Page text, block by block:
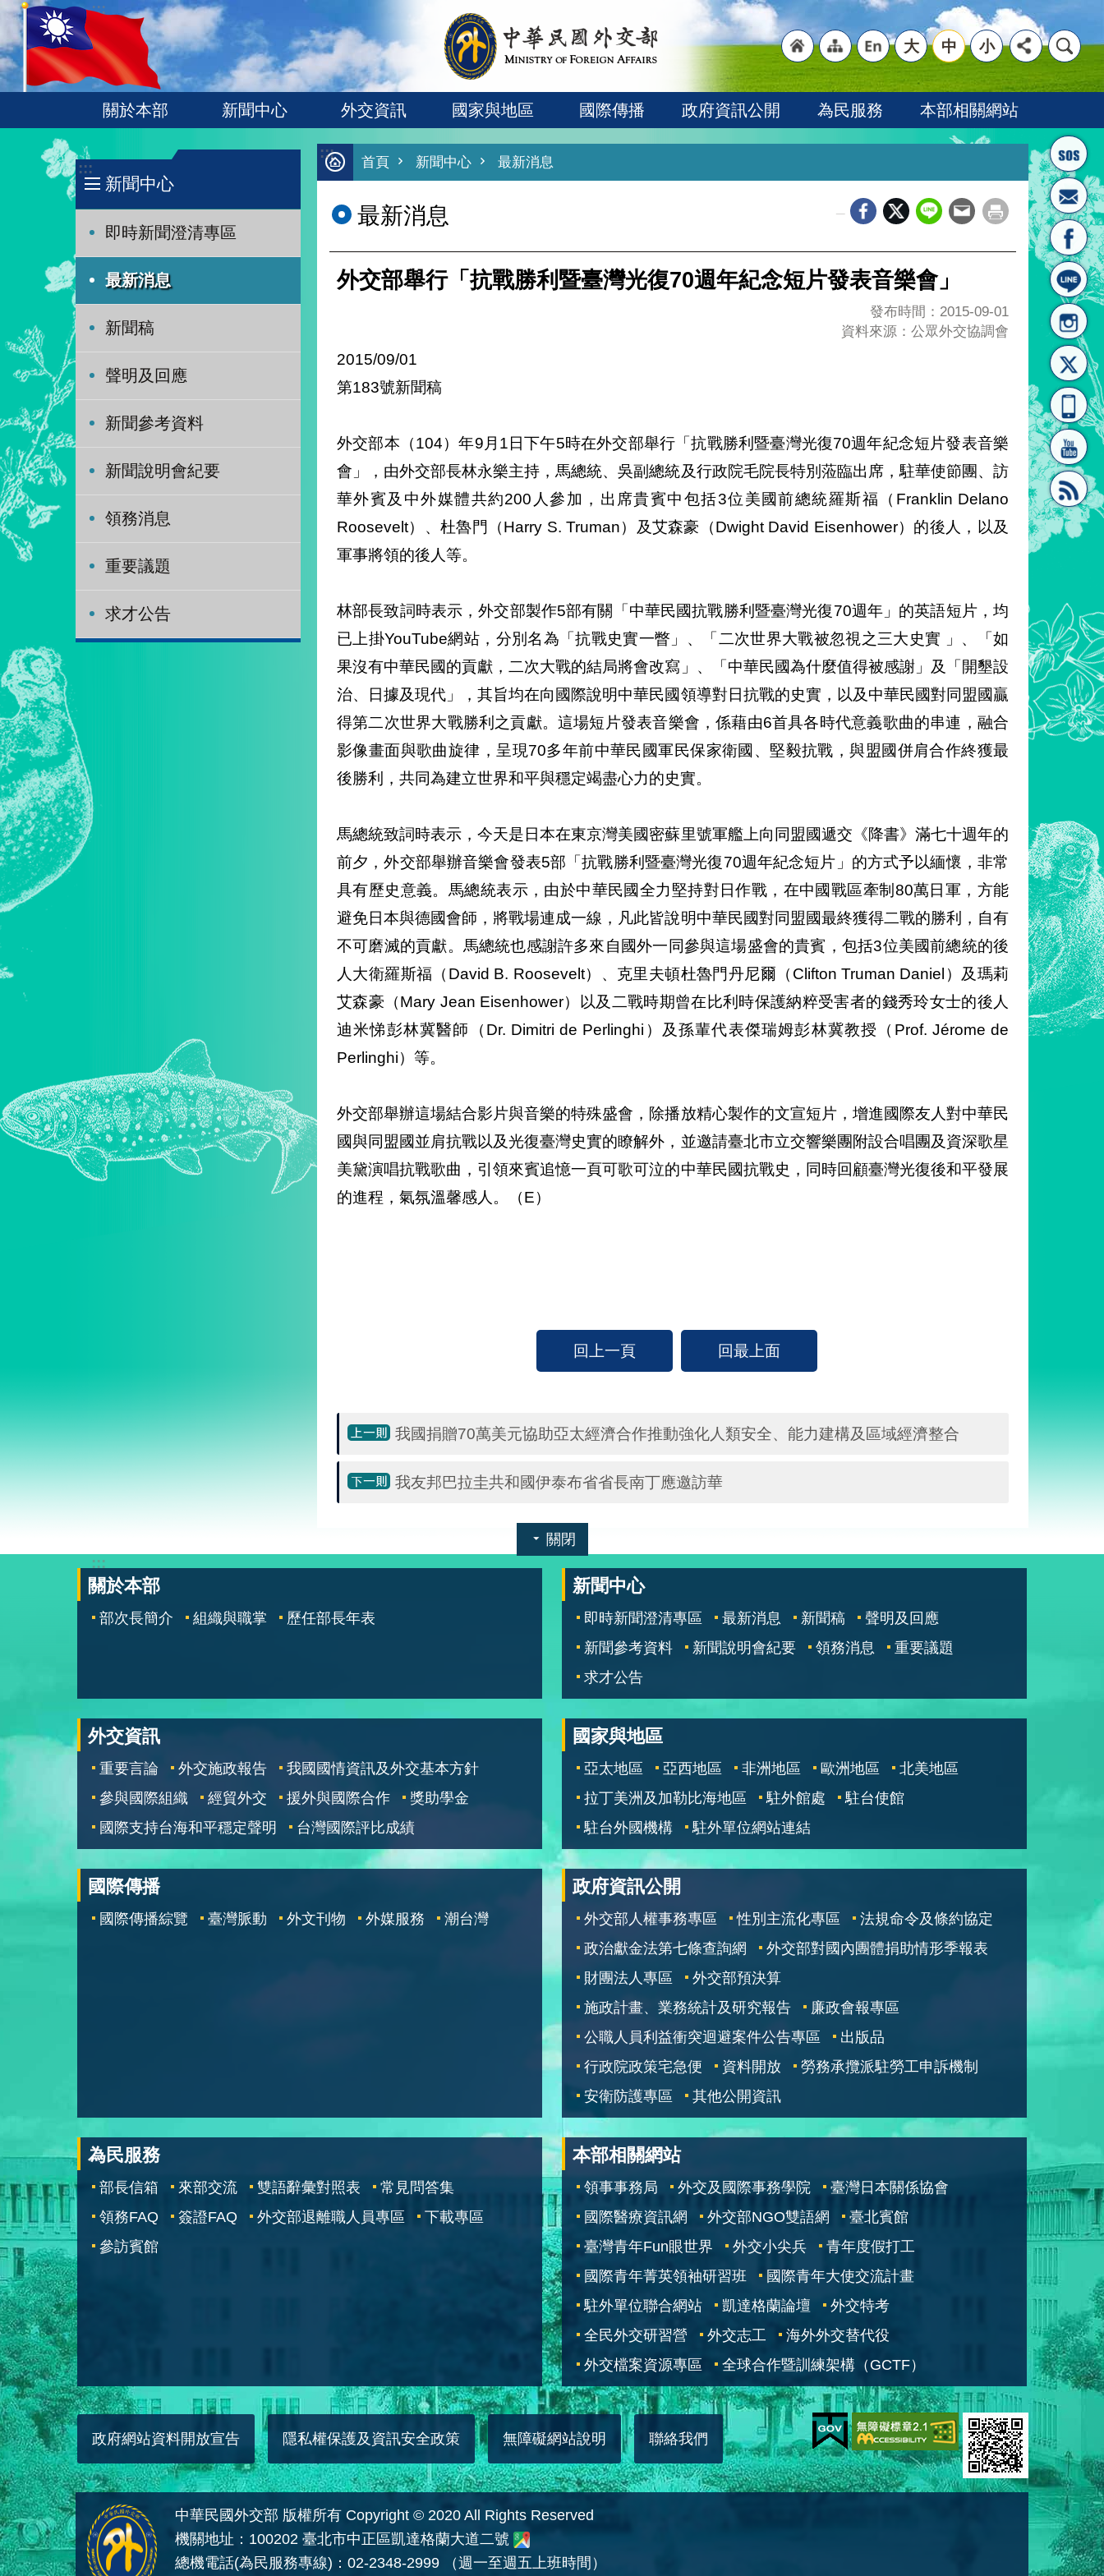
跳到主要內容區塊
:::
首頁
結]"
"網
站導
[連
"英
文語
大 中 小
關於本部 新聞中心 外交資訊 國家與地區 國際傳播 政府資訊公開 為民服務 本部相關網站
:::
新聞中心
即時新聞澄清專區
最新消息
新聞稿
聲明及回應
新聞參考資料
新聞說明會紀要
領務消息
重要議題
求才公告
:::
首頁 新聞中心 最新消息
最新消息
外交部舉行「抗戰勝利暨臺灣光復70週年紀念短片發表音樂會」
發布時間：2015-09-01
資料來源：公眾外交協調會
2015/09/01
第183號新聞稿
外交部本（104）年9月1日下午5時在外交部舉行「抗戰勝利暨臺灣光復70週年紀念短片發表音樂
會」，由外交部長林永樂主持，馬總統、吳副總統及行政院毛院長特別蒞臨出席，駐華使節團、訪
華外賓及中外媒體共約200人參加，出席貴賓中包括3位美國前總統羅斯福（Franklin Delano
Roosevelt）、杜魯門（Harry S. Truman）及艾森豪（Dwight David Eisenhower）的後人，以及
軍事將領的後人等。
林部長致詞時表示，外交部製作5部有關「中華民國抗戰勝利暨臺灣光復70週年」的英語短片，均
已上掛YouTube網站，分別名為「抗戰史實一瞥」、「二次世界大戰被忽視之三大史實 」、「如
果沒有中華民國的貢獻，二次大戰的結局將會改寫」、「中華民國為什麼值得被感謝」及「開墾設
治、日據及現代」，其旨均在向國際說明中華民國領導對日抗戰的史實，以及中華民國對同盟國贏
得第二次世界大戰勝利之貢獻。這場短片發表音樂會，係藉由6首具各時代意義歌曲的串連，融合
影像畫面與歌曲旋律，呈現70多年前中華民國軍民保家衛國、堅毅抗戰，與盟國併肩合作終獲最
後勝利，共同為建立世界和平與穩定竭盡心力的史實。
馬總統致詞時表示，今天是日本在東京灣美國密蘇里號軍艦上向同盟國遞交《降書》滿七十週年的
前夕，外交部舉辦音樂會發表5部「抗戰勝利暨臺灣光復70週年紀念短片」的方式予以緬懷，非常
具有歷史意義。馬總統表示，由於中華民國全力堅持對日作戰，在中國戰區牽制80萬日軍，方能
避免日本與德國會師，將戰場連成一線，凡此皆說明中華民國對同盟國最終獲得二戰的勝利，自有
不可磨滅的貢獻。馬總統也感謝許多來自國外一同參與這場盛會的貴賓，包括3位美國前總統的後
人大衛羅斯福（David B. Roosevelt）、克里夫頓杜魯門丹尼爾（Clifton Truman Daniel）及瑪莉
艾森豪（Mary Jean Eisenhower）以及二戰時期曾在比利時保護納粹受害者的錢秀玲女士的後人
迪米悌彭林冀醫師（Dr. Dimitri de Perlinghi）及孫輩代表傑瑞姆彭林冀教授（Prof. Jérome de
Perlinghi）等。
外交部舉辦這場結合影片與音樂的特殊盛會，除播放精心製作的文宣短片，增進國際友人對中華民
國與同盟國並肩抗戰以及光復臺灣史實的瞭解外，並邀請臺北市立交響樂團附設合唱團及資深歌星
美黛演唱抗戰歌曲，引領來賓追憶一頁可歌可泣的中華民國抗戰史，同時回顧臺灣光復後和平發展
的進程，氣氛溫馨感人。（E）
回上一頁 回最上面
我國捐贈70萬美元協助亞太經濟合作推動強化人類安全、能力建構及區域經濟整合
我友邦巴拉圭共和國伊泰布省省長南丁應邀訪華
關閉
:::
關於本部
部次長簡介 組織與職掌 歷任部長年表
新聞中心
即時新聞澄清專區 最新消息 新聞稿
聲明及回應
新聞參考資料
新聞說明會紀要 領務消息
重要議題
求才公告
外交資訊
重要言論 外交施政報告
我國國情資訊及外交基本方針
參與國際組織
經貿外交 援外與國際合作
獎助學金
國際支持台海和平穩定聲明
台灣國際評比成績
國家與地區
亞太地區 亞西地區 非洲地區 歐洲地區
北美地區
拉丁美洲及加勒比海地區
駐外館處
駐台使館
駐台外國機構
駐外單位網站連結
國際傳播
國際傳播綜覽 臺灣脈動 外文刊物 外媒服務 潮台灣
政府資訊公開
外交部人權事務專區 性別主流化專區
法規命令及條約協定
政治獻金法第七條查詢網
外交部對國內團體捐助情形季報表
財團法人專區
外交部預決算
施政計畫、業務統計及研究報告
廉政會報專區
公職人員利益衝突迴避案件公告專區
出版品
行政院政策宅急便
資料開放
勞務承攬派駐勞工申訴機制
安衛防護專區
其他公開資訊
為民服務
部長信箱 來部交流 雙語辭彙對照表
常見問答集
領務FAQ
簽證FAQ 外交部退離職人員專區
下載專區
參訪賓館
本部相關網站
領事事務局 外交及國際事務學院
臺灣日本關係協會
國際醫療資訊網
外交部NGO雙語網
臺北賓館
臺灣青年Fun眼世界
外交小尖兵
青年度假打工
國際青年菁英領袖研習班
國際青年大使交流計畫
駐外單位聯合網站
凱達格蘭論壇
外交特考
全民外交研習營
外交志工
海外外交替代役
外交檔案資源專區
全球合作暨訓練架構（GCTF）
政府網站資料開放宣告 隱私權保護及資訊安全政策 無障礙網站說明 聯絡我們
中華民國外交部 版權所有 Copyright © 2020 All Rights Reserved
機關地址：100202 臺北市中正區凱達格蘭大道二號
總機電話(為民服務專線)：02-2348-2999 （週一至週五上班時間）